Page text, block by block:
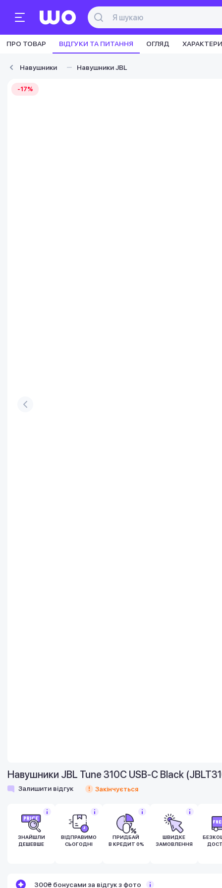
ПРО ТОВАР ВІДГУКИ ТА ПИТАННЯ ОГЛЯД
Навушники Навушники JBL
-17%
Навушники JBL Tune 310C USB-C Black
Залишити відгук Закінчується
ЗНАЙШЛИ
ДЕШЕВШЕ
ВІДПРАВИМО
СЬОГОДНІ
ПРИДБАЙ
В КРЕДИТ 0%
ШВИДКЕ
ЗАМОВЛЕННЯ
300₴ бонусами за відгук з фото
після покупки.